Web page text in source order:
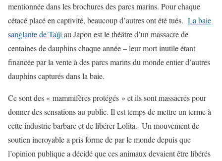
mentionnée dans les brochures des parcs marins. Pour chaque
cétacé placé en captivité, beaucoup d’autres ont été tués. La baie
sanglante de Taïji au Japon est le théâtre d’un massacre de
centaines de dauphins chaque année – leur mort inutile étant
financée par la vente à des parcs marins du monde entier d’autres
dauphins capturés dans la baie.
Ce sont des « mammifères protégés » et ils sont massacrés pour
donner des sensations au public. Il est temps de mettre un terme à
cette industrie barbare et de libérer Lolita. Un mouvement de
soutien incroyable a pris forme de par le monde depuis que
l’opinion publique a décidé que ces animaux devaient être libérés